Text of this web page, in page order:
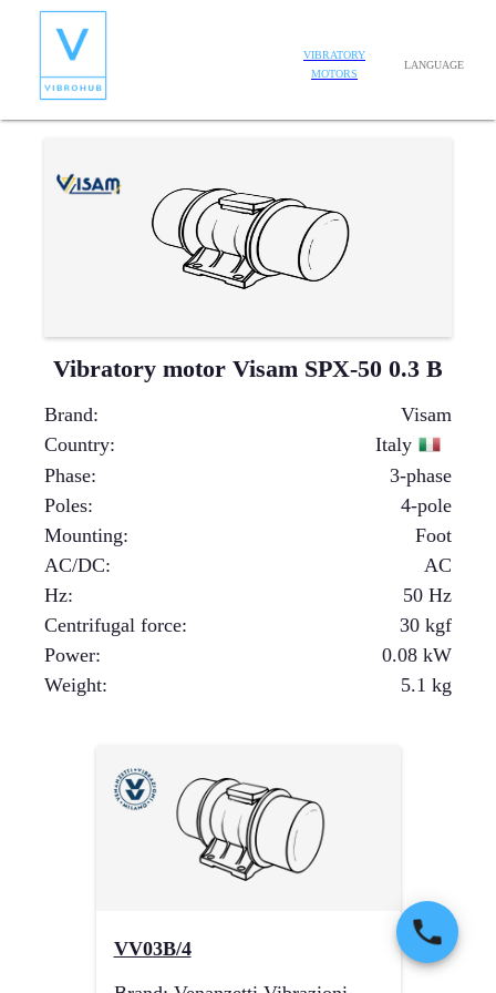
VIBRATORY
MOTORS
LANGUAGE
Vibratory motor Visam SPX-50 0.3 B
Brand:
Visam
Country:
Italy
Phase:
3-phase
Poles:
4-pole
Mounting:
Foot
AC/DC:
AC
Hz:
50 Hz
Centrifugal force: 30 kgf
Power: 0.08 kW
Weight: 5.1 kg
VV03B/4